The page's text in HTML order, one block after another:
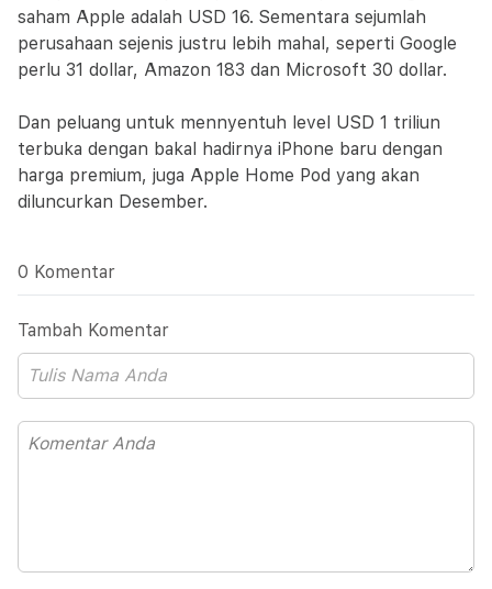
saham Apple adalah USD 16. Sementara sejumlah
perusahaan sejenis justru lebih mahal, seperti Google
perlu 31 dollar, Amazon 183 dan Microsoft 30 dollar.
Dan peluang untuk mennyentuh level USD 1 triliun
terbuka dengan bakal hadirnya iPhone baru dengan
harga premium, juga Apple Home Pod yang akan
diluncurkan Desember.
0 Komentar
Tambah Komentar